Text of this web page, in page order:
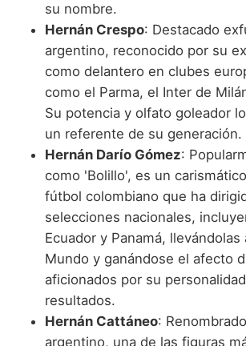
su nombre.
Hernán Crespo: Destacado
argentino, reconocido por su
como delantero en clubes
como el Parma, el Inter de
Su potencia y olfato goleador
un referente de su generación.
Hernán Darío Gómez:
como 'Bolillo', es un
fútbol colombiano que ha
selecciones nacionales,
Ecuador y Panamá, llevándolas
Mundo y ganándose el afecto
aficionados por su
resultados.
Hernán Cattáneo:
argentino, una de las figuras